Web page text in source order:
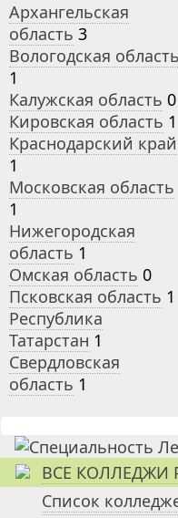
Архангельская
область 3
Вологодская область
1
Калужская область 0
Кировская область 1
Краснодарский край
1
Московская область
1
Нижегородская
область 1
Омская область 0
Псковская область 1
Республика
Татарстан 1
Свердловская
область 1
ВСЕ КОЛЛЕДЖИ
Список